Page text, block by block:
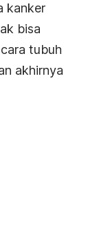
kanker
bisa
tubuh
akhirnya